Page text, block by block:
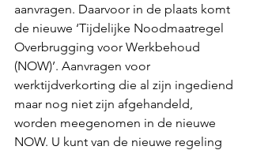
aanvragen. Daarvoor in de plaats komt
de nieuwe ‘Tijdelijke Noodmaatregel
Overbrugging voor Werkbehoud
(NOW)’. Aanvragen voor
werktijdverkorting die al zijn ingediend
maar nog niet zijn afgehandeld,
worden meegenomen in de nieuwe
NOW. U kunt van de nieuwe regeling